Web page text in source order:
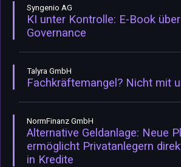
Syngenio AG
KI unter Kontrolle: E-Book
Governance
Talyra GmbH
Fachkräftemangel? Nicht mit
NormFinanz GmbH
Alternative Geldanlage: Neue
ermöglicht Privatanlegern
in Kredite